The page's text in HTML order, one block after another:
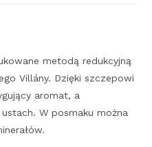
metodą redukcyjną
Villány. Dzięki szczepowi
aromat, a
W posmaku można